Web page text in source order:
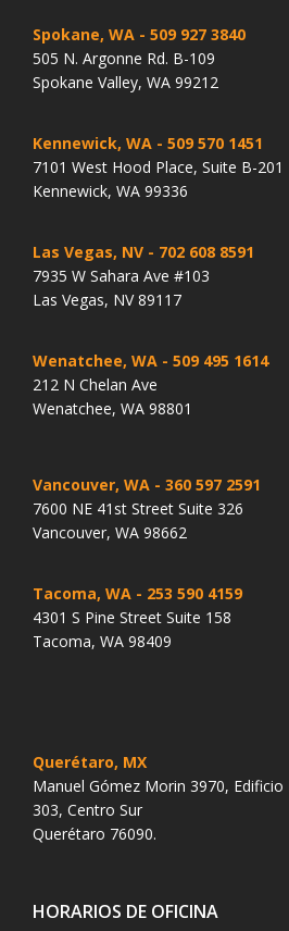
Spokane, WA - 509 927 3840
505 N. Argonne Rd. B-109
Spokane Valley, WA 99212
Kennewick, WA - 509 570 1451
7101 West Hood Place, Suite B-201
Kennewick, WA 99336
Las Vegas, NV - 702 608 8591
7935 W Sahara Ave #103
Las Vegas, NV 89117
Wenatchee, WA - 509 495 1614
212 N Chelan Ave
Wenatchee, WA 98801
Vancouver, WA - 360 597 2591
7600 NE 41st Street Suite 326
Vancouver, WA 98662
Tacoma, WA - 253 590 4159
4301 S Pine Street Suite 158
Tacoma, WA 98409
Querétaro, MX
Manuel Gómez Morin 3970, Edificio
303, Centro Sur
Querétaro 76090.
HORARIOS DE OFICINA